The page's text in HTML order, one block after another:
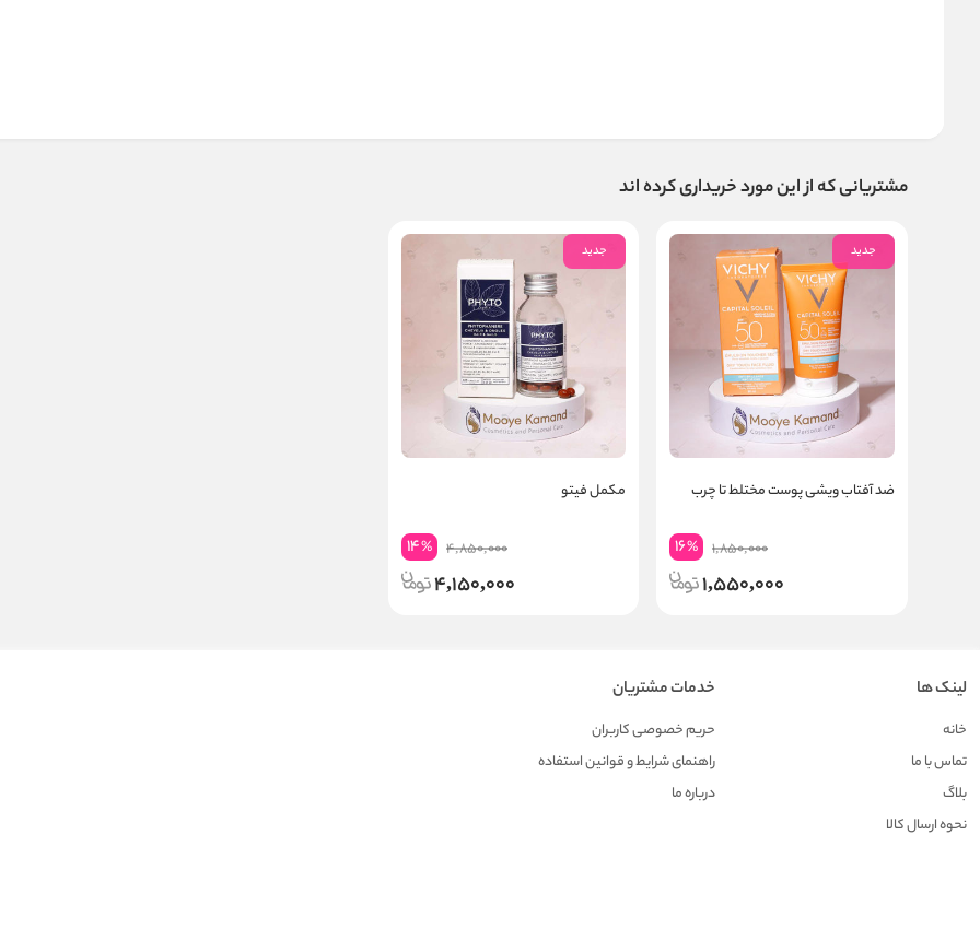
مشتریانی که از این مورد خریداری کرده اند
جدید
ضد آفتاب ویشی پوست مختلط تا چرب
1,850,000
16%
1,550,000
جدید
مکمل فیتو
4,850,000
14%
4,150,000
لینک ها
خانه
تماس با ما
بلاگ
نحوه ارسال کالا
خدمات مشتریان
حریم خصوصی کاربران
راهنمای شرایط و قوانین استفاده
درباره ما